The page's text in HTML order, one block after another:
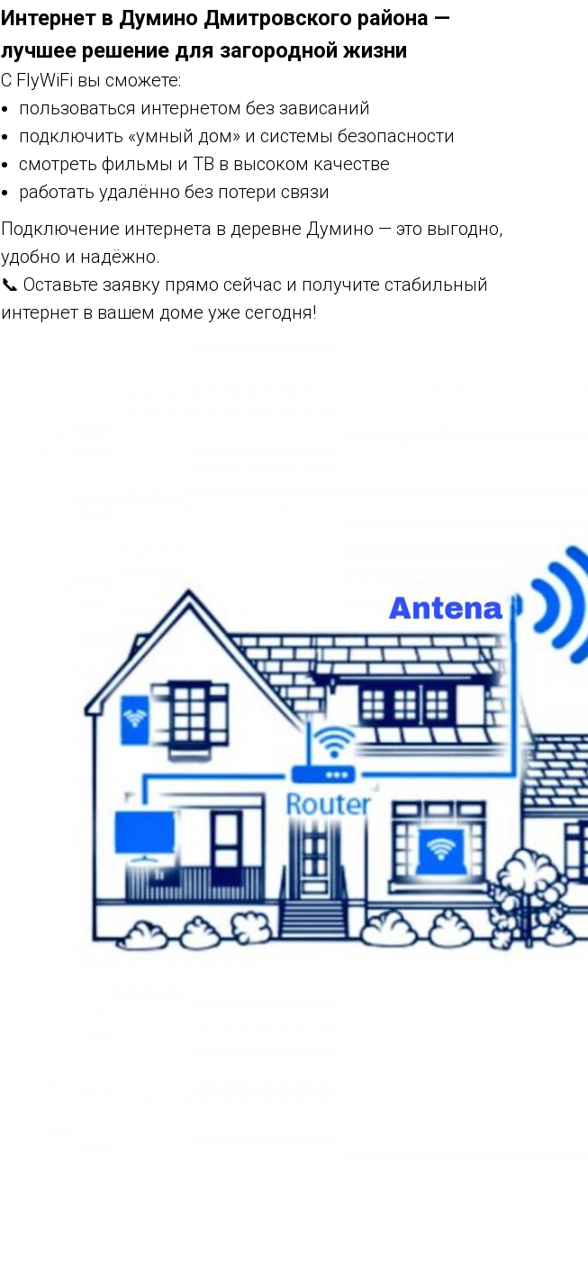
Интернет в Думино Дмитровского района —
лучшее решение для загородной жизни
С FlyWiFi вы сможете:
пользоваться интернетом без зависаний
подключить «умный дом» и системы безопасности
смотреть фильмы и ТВ в высоком качестве
работать удалённо без потери связи
Подключение интернета в деревне Думино — это выгодно,
удобно и надёжно.
📞 Оставьте заявку прямо сейчас и получите стабильный
интернет в вашем доме уже сегодня!